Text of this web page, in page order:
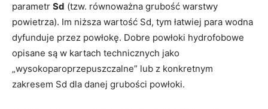
parametr Sd (tzw. równoważna grubość warstwy
powietrza). Im niższa wartość Sd, tym łatwiej para wodna
dyfunduje przez powłokę. Dobre powłoki hydrofobowe
opisane są w kartach technicznych jako
„wysokoparoprzepuszczalne” lub z konkretnym
zakresem Sd dla danej grubości powłoki.